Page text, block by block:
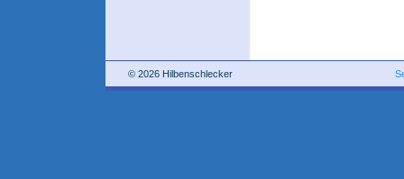
© 2026 Hilbenschlecker